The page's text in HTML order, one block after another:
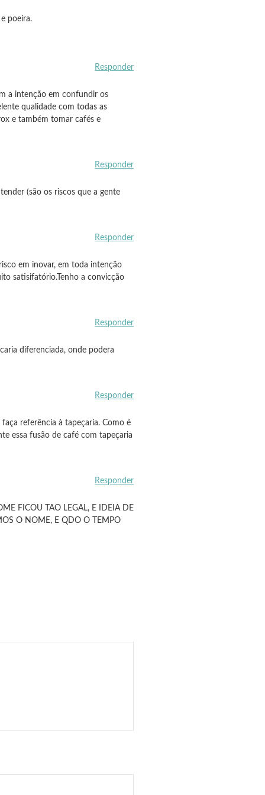
poeira.
Responder
a intenção em confundir os
qualidade com todas as
e também tomar cafés e
Responder
(são os riscos que a gente
Responder
em inovar, em toda intenção
satisifatório.Tenho a convicção
Responder
diferenciada, onde podera
Responder
referência à tapeçaria. Como é
essa fusão de café com tapeçaria
Responder
FICOU TAO LEGAL, E IDEIA DE
O NOME, E QDO O TEMPO